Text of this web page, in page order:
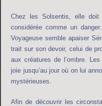
Chez les Solsentis, elle doit
considérée comme un
Voyageuse semble apaiser
trait sur son devoir, celui de
aux créatures de l’ombre.
joie jusqu’au jour où on lui
mystérieuses.
Afin de découvrir les